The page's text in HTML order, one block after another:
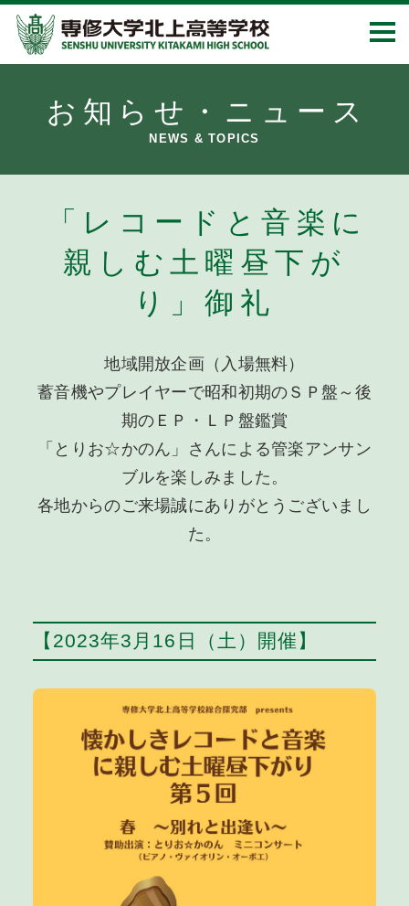
お知らせ・ニュース
NEWS & TOPICS
「レコードと音楽に
親しむ土曜昼下が
り」御礼
地域開放企画（入場無料）
蓄音機やプレイヤーで昭和初期のＳＰ盤～後
期のＥＰ・ＬＰ盤鑑賞
「とりお☆かのん」さんによる管楽アンサン
ブルを楽しみました。
各地からのご来場誠にありがとうございまし
た。
【2023年3月16日（土）開催】